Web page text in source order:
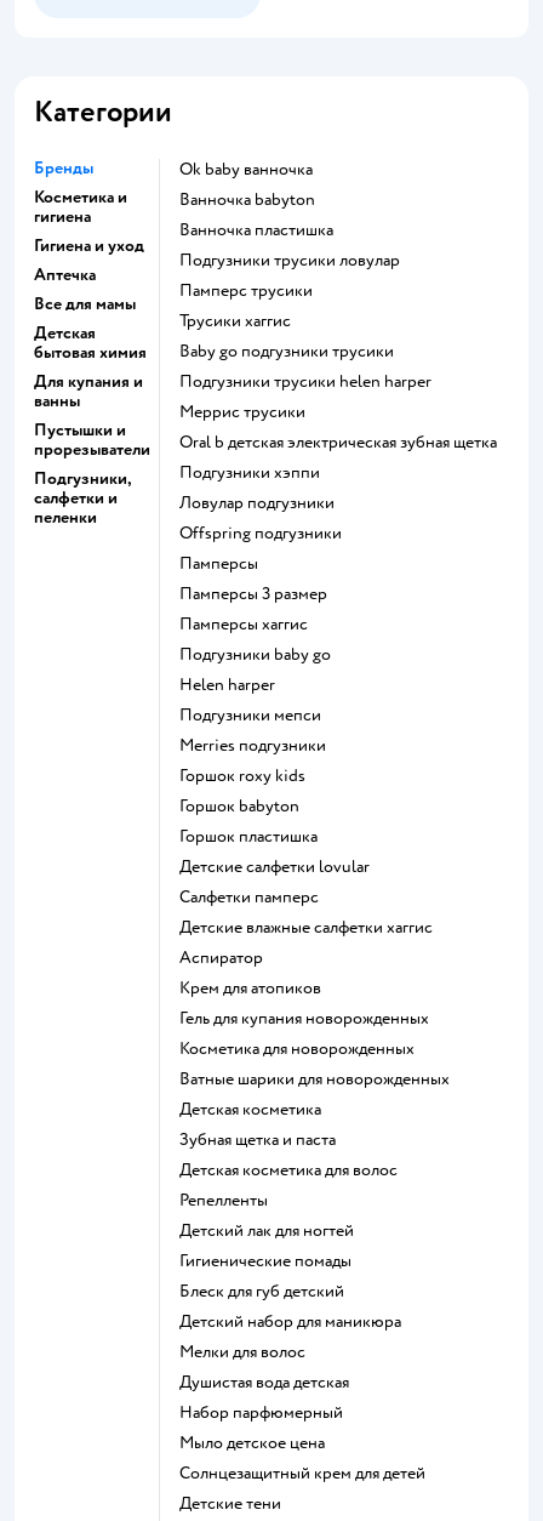
Категории
Бренды
Косметика и
гигиена
Гигиена и уход
Аптечка
Все для мамы
Детская
бытовая химия
Для купания и
ванны
Пустышки и
прорезыватели
Подгузники,
салфетки и
пеленки
ok baby ванночка
ванночка babyton
ванночка пластишка
подгузники трусики ловулар
памперс трусики
трусики хаггис
baby go подгузники трусики
подгузники трусики helen harper
меррис трусики
oral b детская электрическая зубная щетка
подгузники хэппи
ловулар подгузники
offspring подгузники
памперсы
памперсы 3 размер
памперсы хаггис
подгузники baby go
helen harper
подгузники мепси
merries подгузники
горшок roxy kids
горшок babyton
горшок пластишка
детские салфетки lovular
салфетки памперс
детские влажные салфетки хаггис
аспиратор
крем для атопиков
гель для купания новорожденных
косметика для новорожденных
ватные шарики для новорожденных
детская косметика
зубная щетка и паста
детская косметика для волос
репелленты
детский лак для ногтей
гигиенические помады
блеск для губ детский
детский набор для маникюра
мелки для волос
душистая вода детская
набор парфюмерный
мыло детское цена
солнцезащитный крем для детей
детские тени